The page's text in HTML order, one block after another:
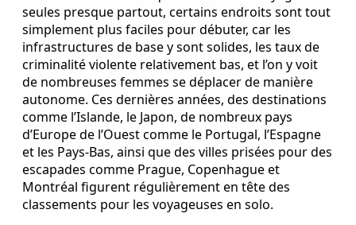
seules presque partout, certains endroits sont tout
simplement plus faciles pour débuter, car les
infrastructures de base y sont solides, les taux de
criminalité violente relativement bas, et l’on y voit
de nombreuses femmes se déplacer de manière
autonome. Ces dernières années, des destinations
comme l’Islande, le Japon, de nombreux pays
d’Europe de l’Ouest comme le Portugal, l’Espagne
et les Pays-Bas, ainsi que des villes prisées pour des
escapades comme Prague, Copenhague et
Montréal figurent régulièrement en tête des
classements pour les voyageuses en solo.